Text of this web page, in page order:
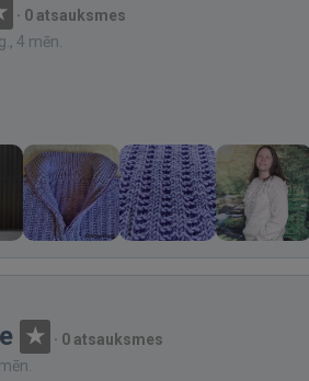
· 0 atsauksmes
4 mēn.
· 0 atsauksmes